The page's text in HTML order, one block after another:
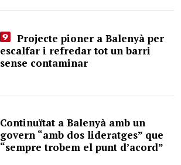
Projecte pioner a Balenyà per
escalfar i refredar tot un barri
sense contaminar
Continuïtat a Balenyà amb un
govern “amb dos lideratges” que
“sempre trobem el punt d’acord”